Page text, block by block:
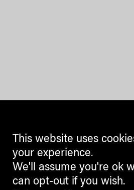
This website uses
your experience.
We'll assume you're ok
can opt-out if you wish.